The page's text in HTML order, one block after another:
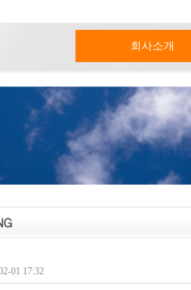
회사소개
01 17:32